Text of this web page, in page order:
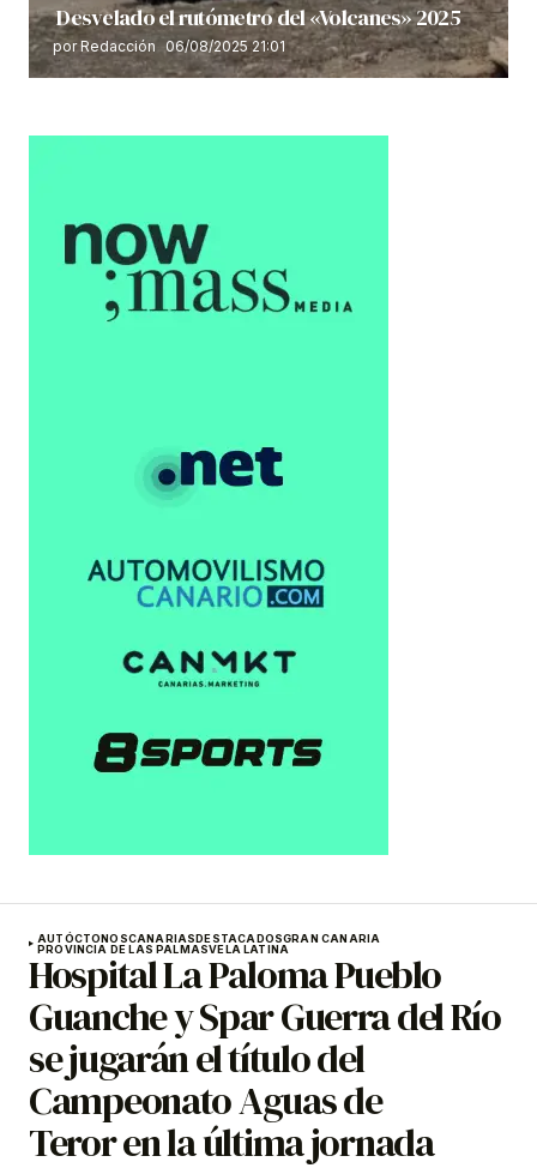
Desvelado el rutómetro del «Volcanes» 2025
por Redacción 06/08/2025 21:01
AUTÓCTONOSCANARIASDESTACADOSGRAN CANARIA
PROVINCIA DE LAS PALMASVELA LATINA
Hospital La Paloma Pueblo
Guanche y Spar Guerra del Río
se jugarán el título del
Campeonato Aguas de
Teror en la última jornada